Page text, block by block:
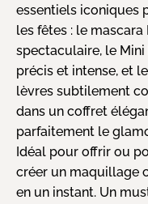
essentiels iconiques
les fêtes : le
spectaculaire, le
précis et intense, et
lèvres subtilement
dans un coffret
parfaitement le
Idéal pour offrir ou
créer un maquillage
en un instant. Un